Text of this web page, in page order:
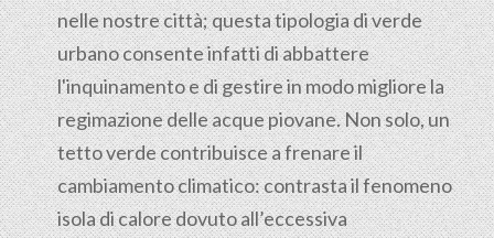
nelle nostre città; questa tipologia di verde
urbano consente infatti di abbattere
l'inquinamento e di gestire in modo migliore la
regimazione delle acque piovane. Non solo, un
tetto verde contribuisce a frenare il
cambiamento climatico: contrasta il fenomeno
isola di calore dovuto all’eccessiva